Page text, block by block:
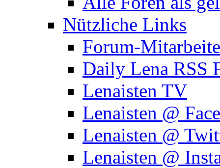
Nützliche Links
Forum-
Daily Lena RSS
Lenaisten TV
Lenaisten @
Lenaisten @
Lenaisten @